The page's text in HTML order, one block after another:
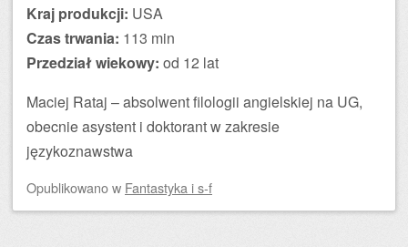
Kraj produkcji: USA
Czas trwania: 113 min
Przedział wiekowy: od 12 lat
Maciej Rataj – absolwent filologii angielskiej na UG,
obecnie asystent i doktorant w zakresie
językoznawstwa
Opublikowanow Fantastyka i s-f